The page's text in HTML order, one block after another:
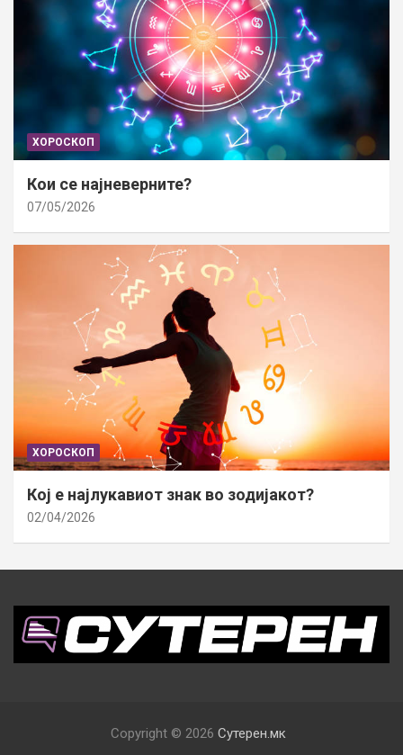
ХОРОСКОП
Кои се најневерните?
07/05/2026
ХОРОСКОП
Кој е најлукавиот знак во зодијакот?
02/04/2026
Copyright © 2026 Сутерен.мк